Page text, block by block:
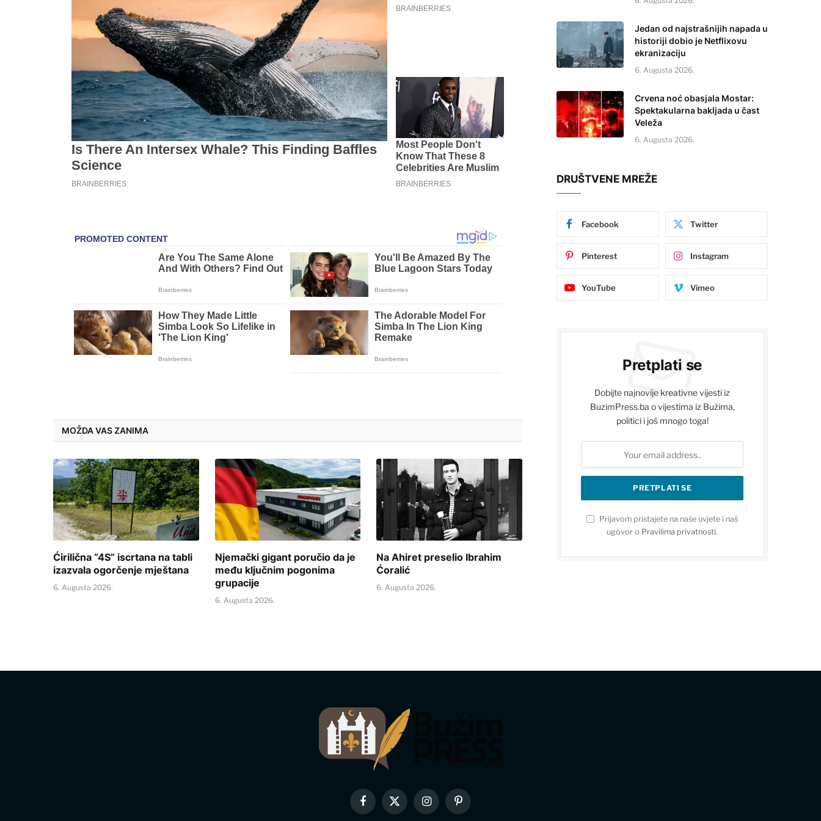
MOŽDA VAS ZANIMA
Ćirilična “4S” iscrtana na tabli
izazvala ogorčenje mještana
6. Augusta 2026.
Njemački gigant poručio da je
među ključnim pogonima
grupacije
6. Augusta 2026.
Na Ahiret preselio Ibrahim
Ćoralić
6. Augusta 2026.
Jedan od najstrašnijih napada u
historiji dobio je Netflixovu
ekranizaciju
6. Augusta 2026.
Crvena noć obasjala Mostar:
Spektakularna bakljada u čast
Veleža
6. Augusta 2026.
DRUŠTVENE MREŽE
Facebook Twitter
Pinterest Instagram
YouTube Vimeo
Pretplati se
Dobijte najnovije kreativne vijesti iz
BuzimPress.ba o vijestima iz Bužima,
politici i još mnogo toga!
Prijavom pristajete na naše uvjete i naš
ugovor o Pravilima privatnosti.
Facebook
X
(Twitter)
InstagramPinterest